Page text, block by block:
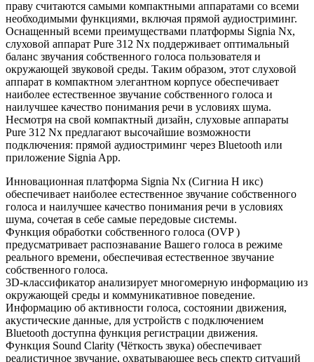
праву считаются самыми компактными аппаратами со всеми
необходимыми функциями, включая прямой аудиостриминг.
Оснащенный всеми преимуществами платформы Signia Nx,
слуховой аппарат Pure 312 Nx поддерживает оптимальный
баланс звучания собственного голоса пользователя и
окружающей звуковой среды. Таким образом, этот слуховой
аппарат в компактном элегантном корпусе обеспечивает
наиболее естественное звучание собственного голоса и
наилучшее качество понимания речи в условиях шума.
Несмотря на свой компактный дизайн, слуховые аппараты
Pure 312 Nx предлагают высочайшие возможности
подключения: прямой аудиостриминг через Bluetooth или
приложение Signia App.
Инновационная платформа Signia Nx (Сигниа Н икс)
обеспечивает наиболее естественное звучание собственного
голоса и наилучшее качество понимания речи в условиях
шума, сочетая в себе самые передовые системы.
Функция обработки собственного голоса (OVP )
предусматривает распознавание Вашего голоса в режиме
реального времени, обеспечивая естественное звучание
собственного голоса.
3D-классификатор анализирует многомерную информацию из
окружающей среды и коммуникативное поведение.
Информацию об активности голоса, состоянии движения,
акустические данные, для устройств с подключением
Bluetooth доступна функция регистрации движения.
Функция Sound Clarity (Чёткость звука) обеспечивает
реалистичное звучание, охватывающее весь спектр ситуаций